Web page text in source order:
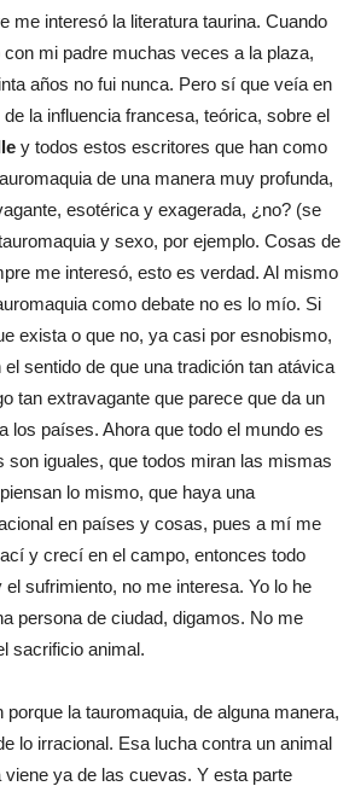
me interesó la literatura taurina. Cuando
mi padre muchas veces a la plaza,
años no fui nunca. Pero sí que veía en
la influencia francesa, teórica, sobre el
y todos estos escritores que han como
de una manera muy profunda,
esotérica y exagerada, ¿no? (se
y sexo, por ejemplo. Cosas de
me interesó, esto es verdad. Al mismo
como debate no es lo mío. Si
exista o que no, ya casi por esnobismo,
sentido de que una tradición tan atávica
tan extravagante que parece que da un
los países. Ahora que todo el mundo es
son iguales, que todos miran las mismas
lo mismo, que haya una
en países y cosas, pues a mí me
y crecí en el campo, entonces todo
sufrimiento, no me interesa. Yo lo he
persona de ciudad, digamos. No me
sacrificio animal.
porque la tauromaquia, de alguna manera,
lo irracional. Esa lucha contra un animal
viene ya de las cuevas. Y esta parte